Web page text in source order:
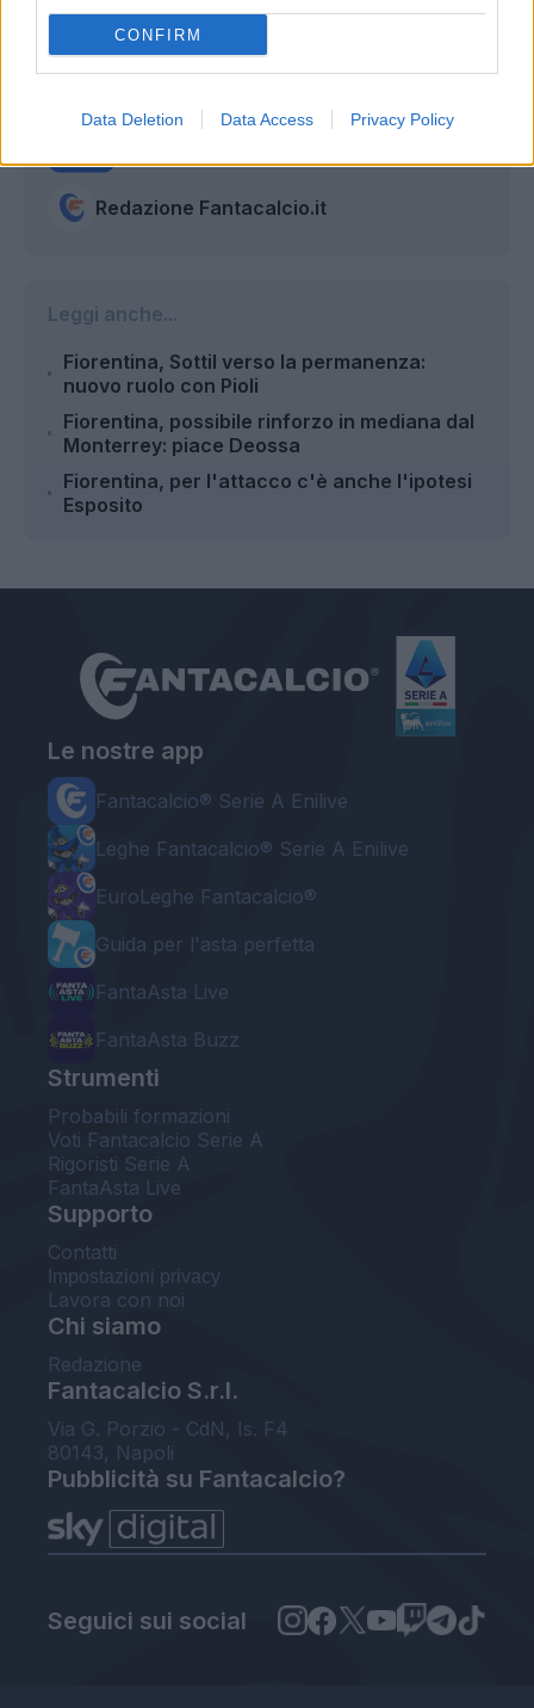
CONFIRM
Data Deletion Data Access Privacy Policy
Redazione Fantacalcio.it
Leggi anche...
Fiorentina, Sottil verso la permanenza:
nuovo ruolo con Pioli
Fiorentina, possibile rinforzo in mediana dal
Monterrey: piace Deossa
Fiorentina, per l'attacco c'è anche l'ipotesi
Esposito
Le nostre app
Fantacalcio® Serie A Enilive
Leghe Fantacalcio® Serie A Enilive
EuroLeghe Fantacalcio®
Guida per l'asta perfetta
FantaAsta Live
FantaAsta Buzz
Strumenti
Probabili formazioni
Voti Fantacalcio Serie A
Rigoristi Serie A
FantaAsta Live
Supporto
Contatti
Impostazioni privacy
Lavora con noi
Chi siamo
Redazione
Fantacalcio S.r.l.
Via G. Porzio - CdN, Is. F4
80143, Napoli
Pubblicità su Fantacalcio?
Seguici sui social